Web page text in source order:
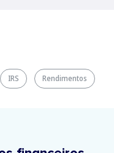
IRS Rendimentos